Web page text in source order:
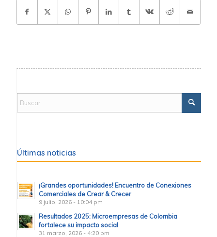
Últimas noticias
¡Grandes oportunidades! Encuentro de Conexiones
Comerciales de Crear & Crecer
9 julio, 2026 - 10:04 pm
Resultados 2025: Microempresas de Colombia
fortalece su impacto social
31 marzo, 2026 - 4:20 pm